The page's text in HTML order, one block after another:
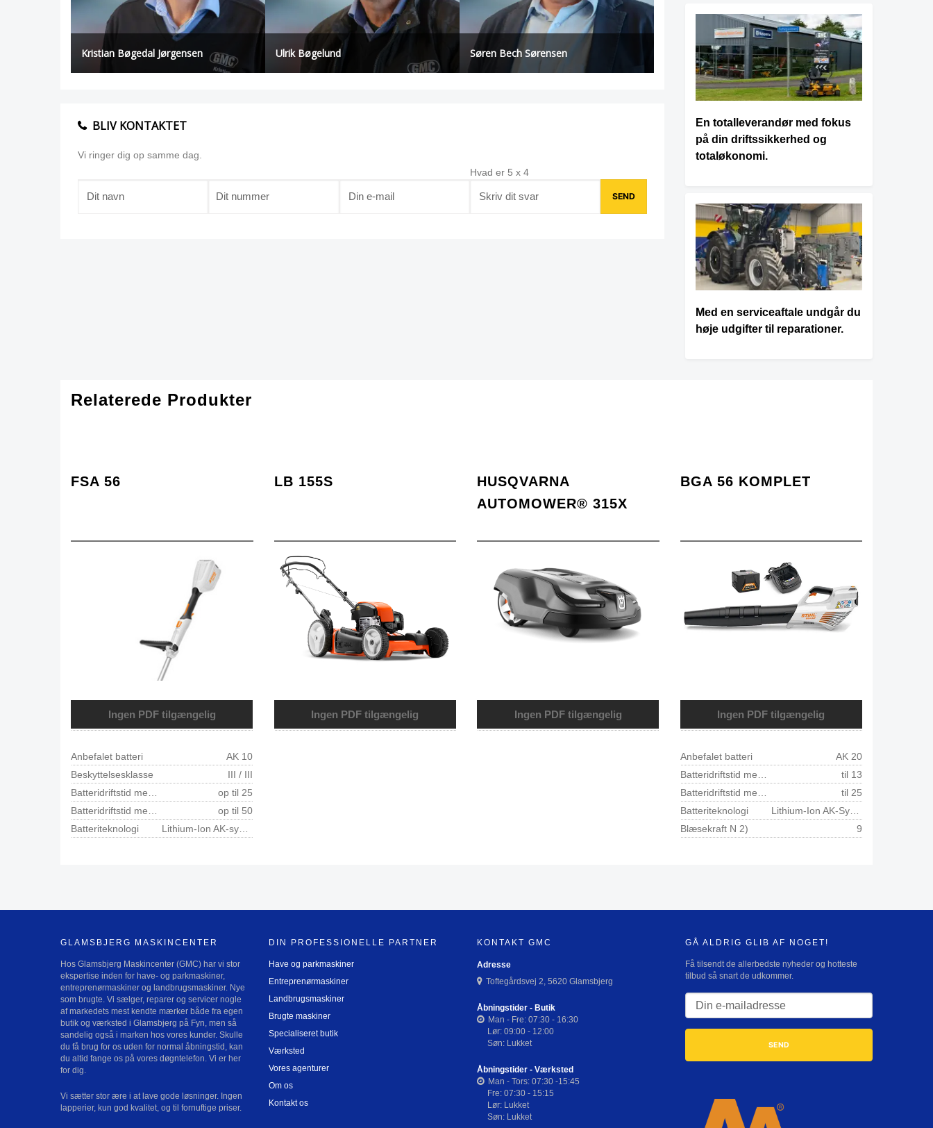
Kristian Bøgedal Jørgensen Ulrik Bøgelund Søren Bech Sørensen
BLIV KONTAKTET
Vi ringer dig op samme dag.
Hvad er 5 x4
En totalleverandør med fokus
på din driftssikkerhed og
totaløkonomi.
Med en serviceaftale undgår du
høje udgifter til reparationer.
Relaterede Produkter
FSA 56
Ingen PDF tilgængelig
Anbefalet batteri
AK 10
Beskyttelsesklasse
III / III
Batteridriftstid med AK 10 min 1)
op til 25
Batteridriftstid med AK 20 min 1)
op til 50
Batteriteknologi
Lithium-Ion AK-system
LB 155S
Ingen PDF tilgængelig
HUSQVARNA
AUTOMOWER® 315X
Ingen PDF tilgængelig
BGA 56 KOMPLET
Ingen PDF tilgængelig
Anbefalet batteri
AK 20
Batteridriftstid med AK10 min 1)
til 13
Batteridriftstid med AK 20 min 1)
til 25
Batteriteknologi
Lithium-Ion AK-System
Blæsekraft N 2)
9
GLAMSBJERG MASKINCENTER
Hos Glamsbjerg Maskincenter (GMC) har vi stor
ekspertise inden for have- og parkmaskiner,
entreprenørmaskiner og landbrugsmaskiner. Nye
som brugte. Vi sælger, reparer og servicer nogle
af markedets mest kendte mærker både fra egen
butik og værksted i Glamsbjerg på Fyn, men så
sandelig også i marken hos vores kunder. Skulle
du få brug for os uden for normal åbningstid, kan
du altid fange os på vores døgntelefon. Vi er her
for dig.
Vi sætter stor ære i at lave gode løsninger. Ingen
lapperier, kun god kvalitet, og til fornuftige priser.
DIN PROFESSIONELLE PARTNER
Have og parkmaskiner
Entreprenørmaskiner
Landbrugsmaskiner
Brugte maskiner
Specialiseret butik
Værksted
Vores agenturer
Om os
Kontakt os
KONTAKT GMC
Adresse
Toftegårdsvej 2, 5620 Glamsbjerg
Åbningstider - Butik
Man - Fre: 07:30 - 16:30
Lør: 09:00 - 12:00
Søn: Lukket
Åbningstider - Værksted
Man - Tors: 07:30 -15:45
Fre: 07:30 - 15:15
Lør: Lukket
Søn: Lukket
GÅ ALDRIG GLIB AF NOGET!
Få tilsendt de allerbedste nyheder og hotteste
tilbud så snart de udkommer.